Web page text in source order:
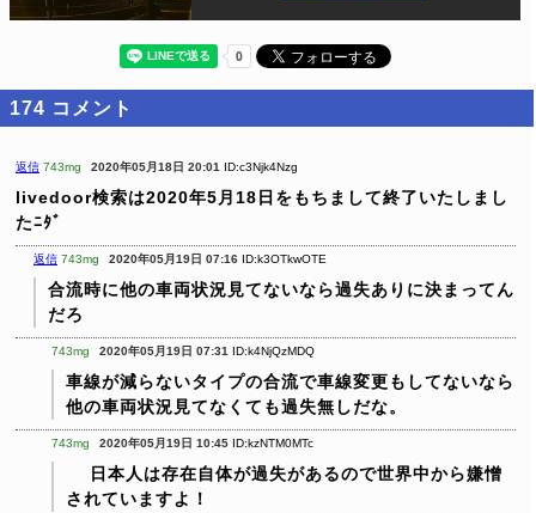
174 コメント
返信 743mg 2020年05月18日 20:01 ID:c3Njk4Nzg
livedoor検索は2020年5月18日をもちまして終了いたしまし
たﾆﾀﾞ
返信 743mg 2020年05月19日 07:16 ID:k3OTkwOTE
合流時に他の車両状況見てないなら過失ありに決まってん
だろ
743mg 2020年05月19日 07:31 ID:k4NjQzMDQ
車線が減らないタイプの合流で車線変更もしてないなら
他の車両状況見てなくても過失無しだな。
743mg 2020年05月19日 10:45 ID:kzNTM0MTc
日本人は存在自体が過失があるので世界中から嫌憎
されていますよ！